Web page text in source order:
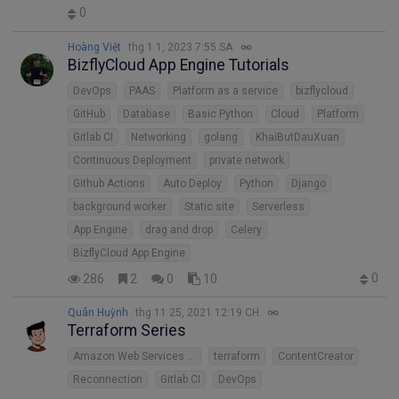
0
Hoàng Việt thg 1 1, 2023 7:55 SA
BizflyCloud App Engine Tutorials
DevOps PAAS Platform as a service
bizflycloud
GitHub
Database Basic Python Cloud
Platform
Gitlab CI
Networking golang
KhaiButDauXuan
Continuous Deployment
private network
Github Actions
Auto Deploy Python
Django
background worker
Static site
Serverless
App Engine
drag and drop
Celery
BizflyCloud App Engine
286 2 0 10 0
Quân Huỳnh thg 11 25, 2021 12:19 CH
Terraform Series
terraform
ContentCreator
Reconnection
Gitlab CI DevOps